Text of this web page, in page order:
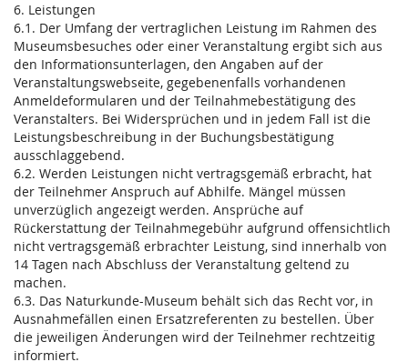
6. Leistungen
6.1. Der Umfang der vertraglichen Leistung im Rahmen des
Museumsbesuches oder einer Veranstaltung ergibt sich aus
den Informationsunterlagen, den Angaben auf der
Veranstaltungswebseite, gegebenenfalls vorhandenen
Anmeldeformularen und der Teilnahmebestätigung des
Veranstalters. Bei Widersprüchen und in jedem Fall ist die
Leistungsbeschreibung in der Buchungsbestätigung
ausschlaggebend.
6.2. Werden Leistungen nicht vertragsgemäß erbracht, hat
der Teilnehmer Anspruch auf Abhilfe. Mängel müssen
unverzüglich angezeigt werden. Ansprüche auf
Rückerstattung der Teilnahmegebühr aufgrund offensichtlich
nicht vertragsgemäß erbrachter Leistung, sind innerhalb von
14 Tagen nach Abschluss der Veranstaltung geltend zu
machen.
6.3. Das Naturkunde-Museum behält sich das Recht vor, in
Ausnahmefällen einen Ersatzreferenten zu bestellen. Über
die jeweiligen Änderungen wird der Teilnehmer rechtzeitig
informiert.